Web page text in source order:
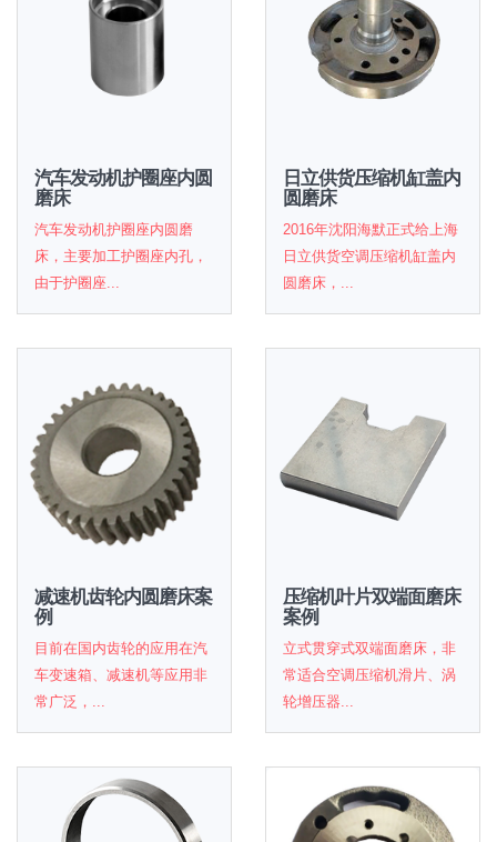
汽车发动机护圈座内圆
磨床
汽车发动机护圈座内圆磨
床，主要加工护圈座内孔，
由于护圈座...
日立供货压缩机缸盖内
圆磨床
2016年沈阳海默正式给上海
日立供货空调压缩机缸盖内
圆磨床，...
减速机齿轮内圆磨床案
例
目前在国内齿轮的应用在汽
车变速箱、减速机等应用非
常广泛，...
压缩机叶片双端面磨床
案例
立式贯穿式双端面磨床，非
常适合空调压缩机滑片、涡
轮增压器...